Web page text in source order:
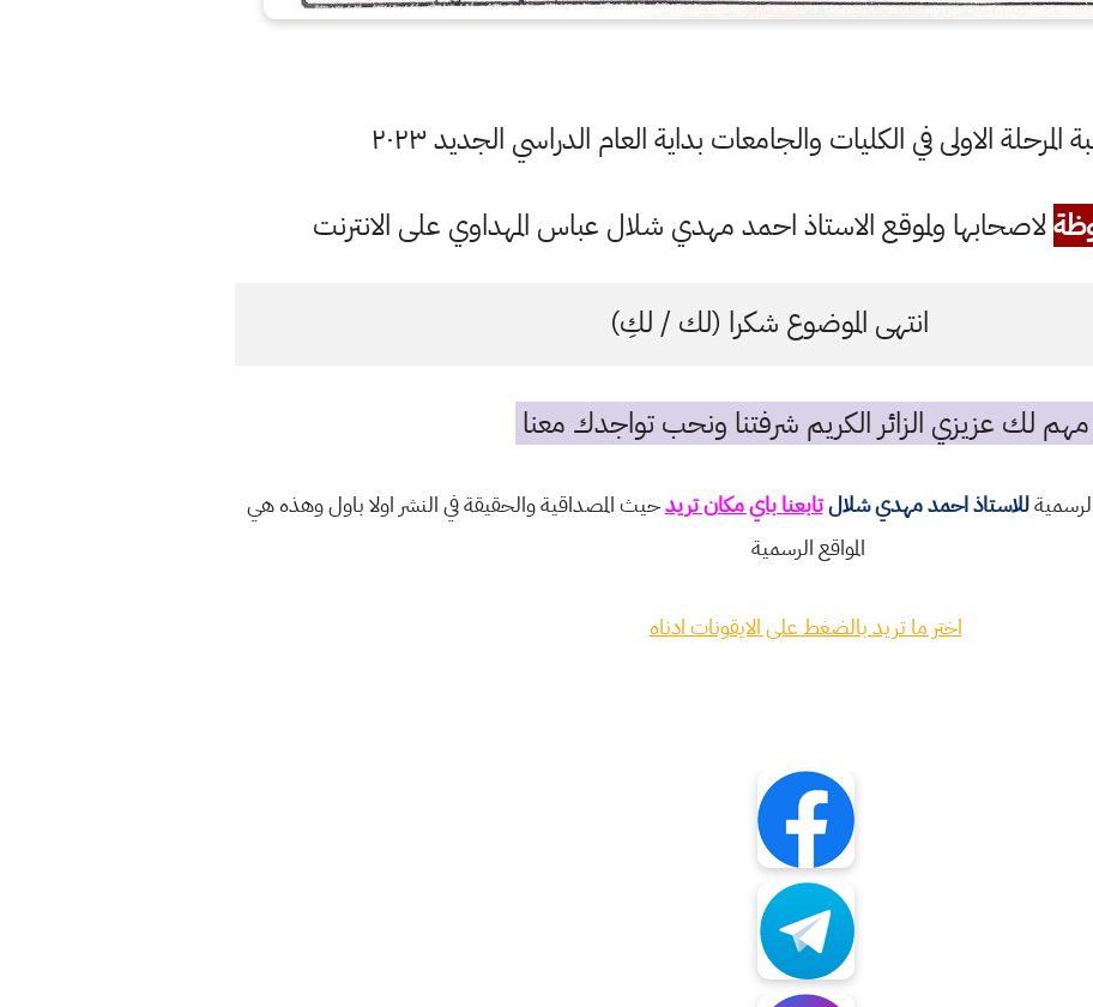
الاولى في الكليات والجامعات بداية العام الدراسي الجديد ٢٠٢٣
لاصحابها ولموقع الاستاذ احمد مهدي شلال عباس المهداوي على الانترنت
انتهى الموضوع شكرا (لك / لكِ)
مهم لك عزيزي الزائر الكريم شرفتنا ونحب تواجدك معنا
للاستاذ احمد مهدي شلالتابعنا باي مكان تريدحيث المصداقية والحقيقة في النشر اولا باول وهذه هي
المواقع الرسمية
اختر ما تريد بالضغط على الايقونات ادناه